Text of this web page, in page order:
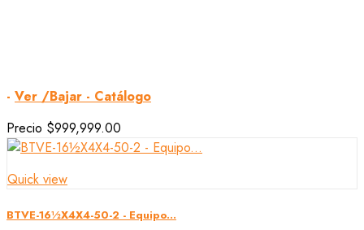
- Ver /Bajar - Catálogo
Precio $999,999.00
Quick view
BTVE-16½X4X4-50-2 - Equipo...